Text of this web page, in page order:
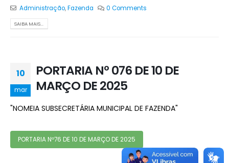
Administração,Fazenda 0 Comments
SAIBA MAIS...
10
mar
PORTARIA Nº 076 DE 10 DE
MARÇO DE 2025
"NOMEIA SUBSECRETÁRIA MUNICIPAL DE FAZENDA"
PORTARIA Nº76 DE 10 DE MARÇO DE 2025